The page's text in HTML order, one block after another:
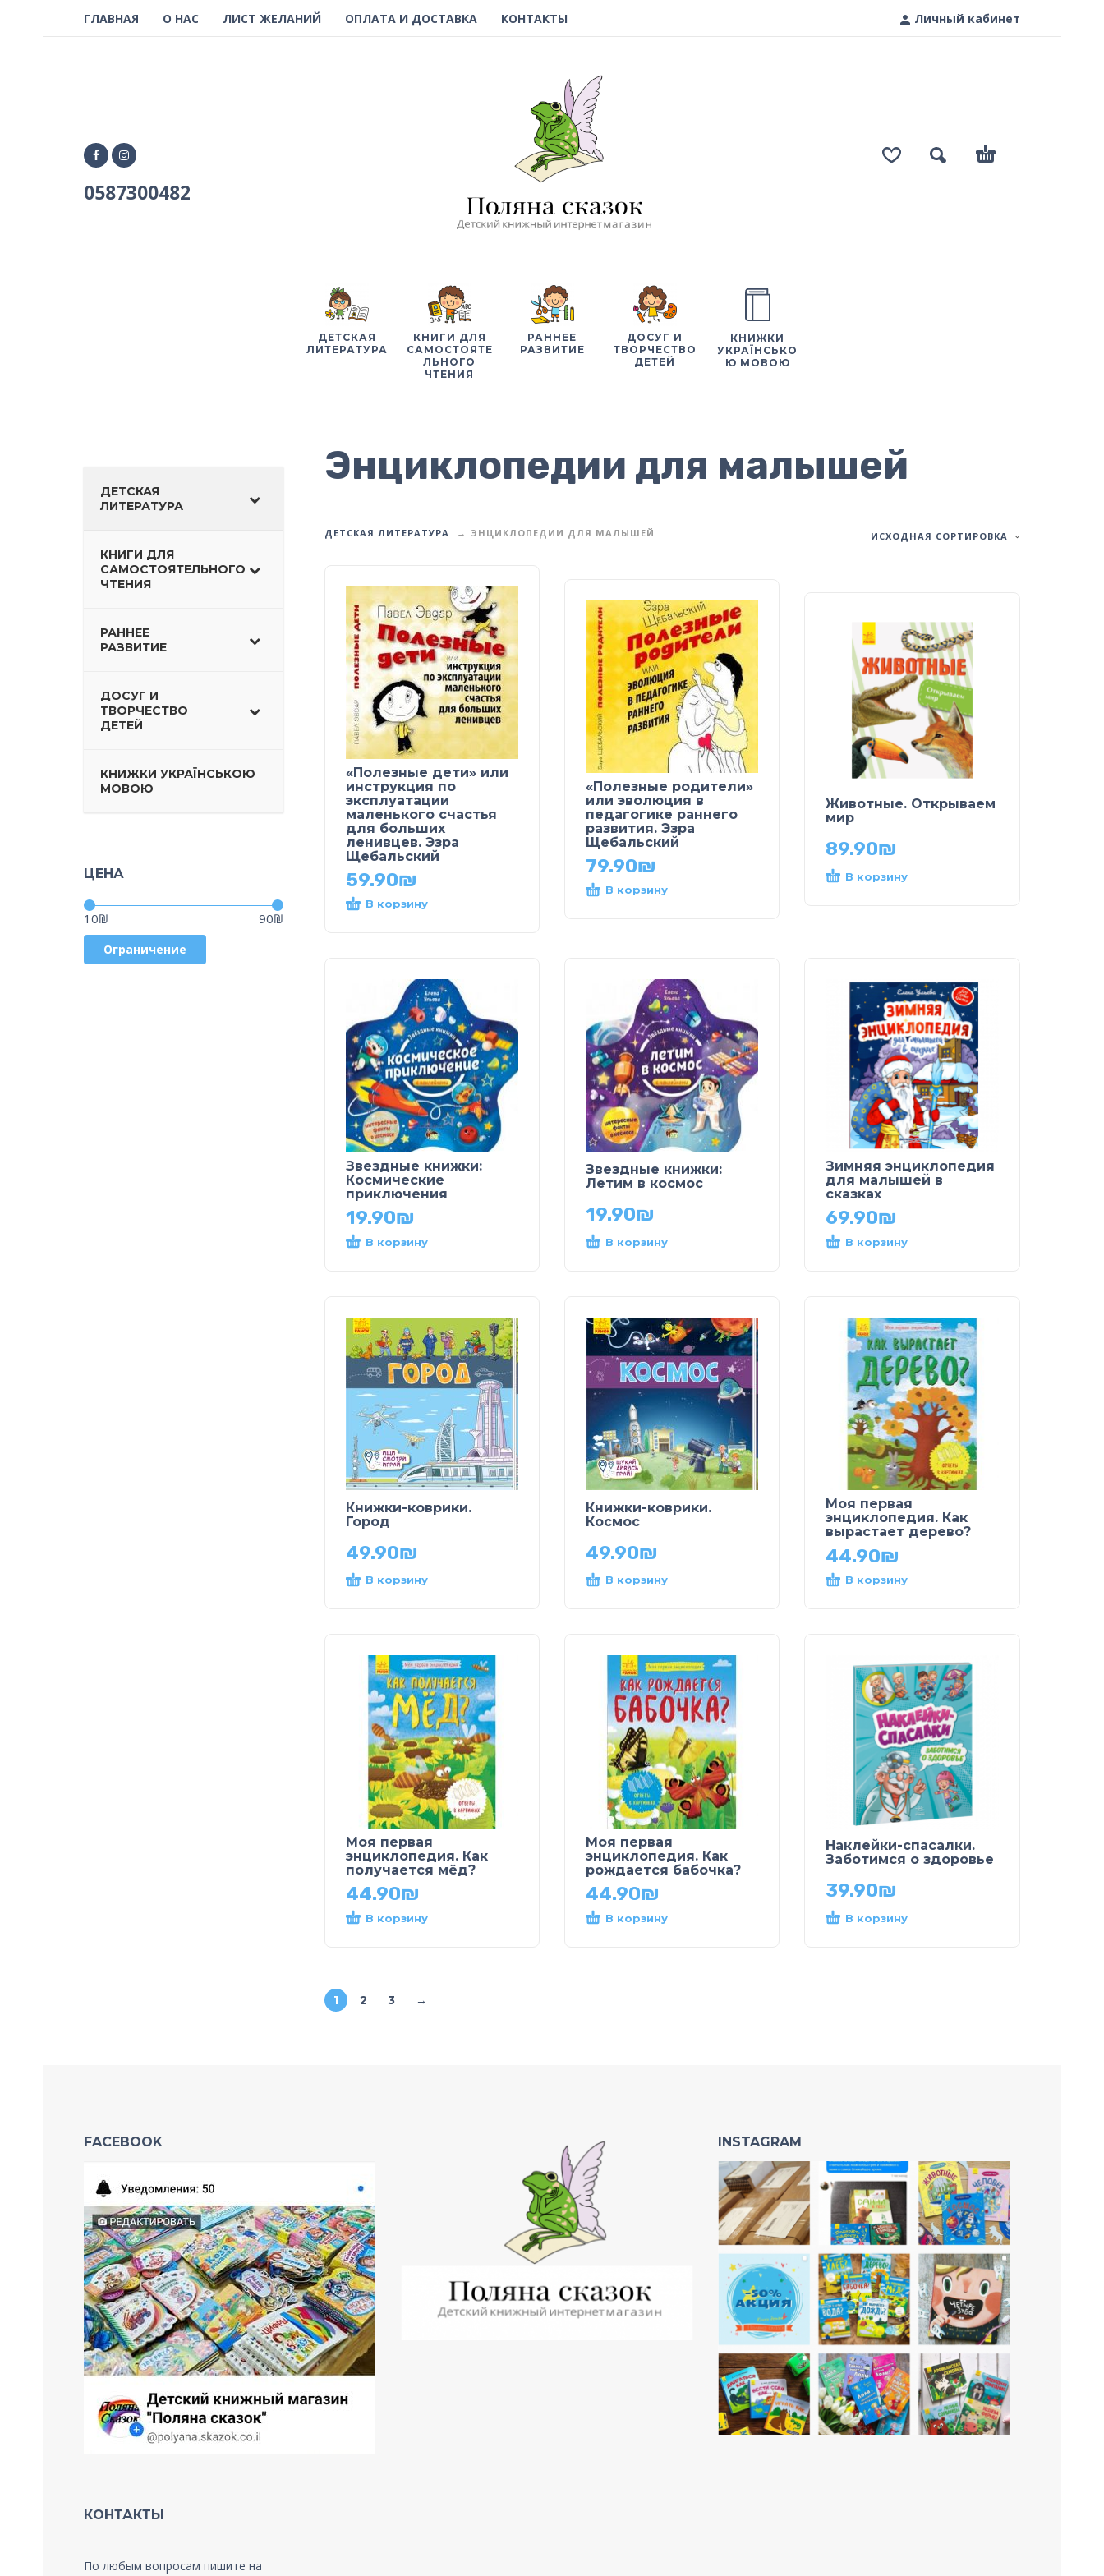
Личный кабинет
ГЛАВНАЯ О НАС ЛИСТ ЖЕЛАНИЙ ОПЛАТА И ДОСТАВКА КОНТАКТЫ
0587300482
ДЕТСКАЯ
ЛИТЕРАТУРА
КНИГИ ДЛЯ
САМОСТОЯТЕ
ЛЬНОГО
ЧТЕНИЯ
РАННЕЕ
РАЗВИТИЕ
ДОСУГ И
ТВОРЧЕСТВО
ДЕТЕЙ
КНИЖКИ
УКРАЇНСЬКО
Ю МОВОЮ
ДЕТСКАЯ
ЛИТЕРАТУРА
КНИГИ ДЛЯ
САМОСТОЯТЕЛЬНОГО
ЧТЕНИЯ
РАННЕЕ
РАЗВИТИЕ
ДОСУГ И
ТВОРЧЕСТВО
ДЕТЕЙ
КНИЖКИ УКРАЇНСЬКОЮ
МОВОЮ
ЦЕНА
Ограничение
10₪ 90₪
Энциклопедии для малышей
ДЕТСКАЯ ЛИТЕРАТУРА ЭНЦИКЛОПЕДИИ ДЛЯ МАЛЫШЕЙ ИСХОДНАЯ СОРТИРОВКА
«Полезные дети» или
инструкция по
эксплуатации
маленького счастья
для больших
ленивцев. Эзра
Щебальский
59.90₪
В корзину
«Полезные родители»
или эволюция в
педагогике раннего
развития. Эзра
Щебальский
79.90₪
В корзину
Животные. Открываем
мир
89.90₪
В корзину
Звездные книжки:
Космические
приключения
19.90₪
В корзину
Звездные книжки:
Летим в космос
19.90₪
В корзину
Зимняя энциклопедия
для малышей в
сказках
69.90₪
В корзину
Книжки-коврики.
Город
49.90₪
В корзину
Книжки-коврики.
Космос
49.90₪
В корзину
Моя первая
энциклопедия. Как
вырастает дерево?
44.90₪
В корзину
Моя первая
энциклопедия. Как
получается мёд?
44.90₪
В корзину
Моя первая
энциклопедия. Как
рождается бабочка?
44.90₪
В корзину
Наклейки-спасалки.
Заботимся о здоровье
39.90₪
В корзину
1 2 3 →
FACEBOOK INSTAGRAM
КОНТАКТЫ
По любым вопросам пишите на